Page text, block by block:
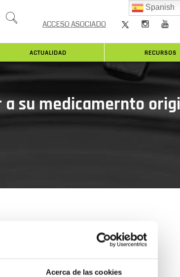
Acerca de las cookies
ACTUALIDAD RECURSOS
ACCESO ASOCIADO
su medicamernto
biosimilares elaborada por BioSim.
Spanish